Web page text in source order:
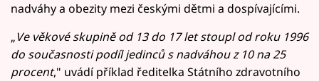
nadváhy a obezity mezi českými dětmi a dospívajícími.
„Ve věkové skupině od 13 do 17 let stoupl od roku 1996
do současnosti podíl jedinců s nadváhou z 10 na 25
procent," uvádí příklad ředitelka Státního zdravotního